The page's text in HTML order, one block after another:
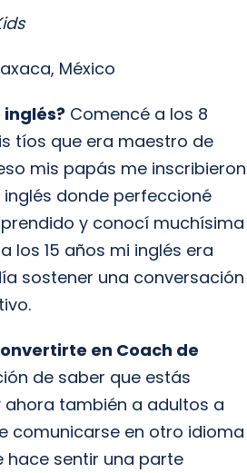
México
Comencé a los 8
tíos que era maestro de
mis papás me inscribieron
donde perfeccioné
y conocí muchísima
los 15 años mi inglés era
sostener una conversación
en Coach de
de saber que estás
ahora también a adultos a
comunicarse en otro idioma
hace sentir una parte